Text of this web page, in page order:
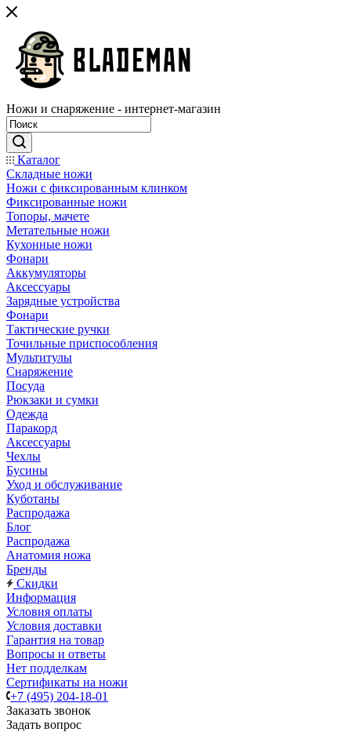
Ножи и снаряжение - интернет-магазин
Каталог
Складные ножи
Ножи с фиксированным клинком
Фиксированные ножи
Топоры, мачете
Метательные ножи
Кухонные ножи
Фонари
Аккумуляторы
Аксессуары
Зарядные устройства
Фонари
Тактические ручки
Точильные приспособления
Мультитулы
Снаряжение
Посуда
Рюкзаки и сумки
Одежда
Паракорд
Аксессуары
Чехлы
Бусины
Уход и обслуживание
Куботаны
Распродажа
Блог
Распродажа
Анатомия ножа
Бренды
Скидки
Информация
Условия оплаты
Условия доставки
Гарантия на товар
Вопросы и ответы
Нет подделкам
Сертификаты на ножи
+7 (495) 204-18-01
Заказать звонок
Задать вопрос